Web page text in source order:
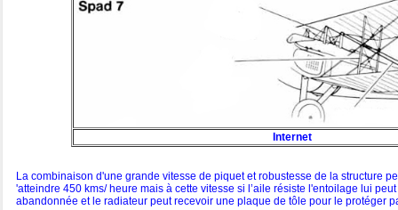
Internet
La combinaison d'une grande vitesse de piquet et robustesse de la structure
'atteindre 450 kms/ heure mais à cette vitesse si l’aile résiste l'entoilage lui
abandonnée et le radiateur peut recevoir une plaque de tôle pour le protéger